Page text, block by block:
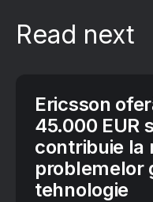
Read next
Ericsson
45.000 EUR
contribuie la
problemelor
tehnologie